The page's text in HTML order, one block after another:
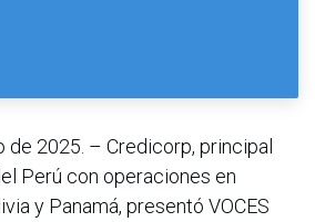
de 2025. – Credicorp, principal
Perú con operaciones en
y Panamá, presentó VOCES